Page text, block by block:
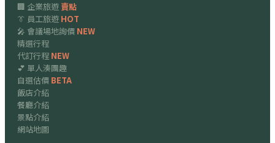
🏢 企業旅遊賣點
👔 員工旅遊 HOT
🎤 會議場地詢價 NEW
精選行程
代訂行程 NEW
💕 單人湊團趣
自選估價 BETA
飯店介紹
餐廳介紹
景點介紹
網站地圖